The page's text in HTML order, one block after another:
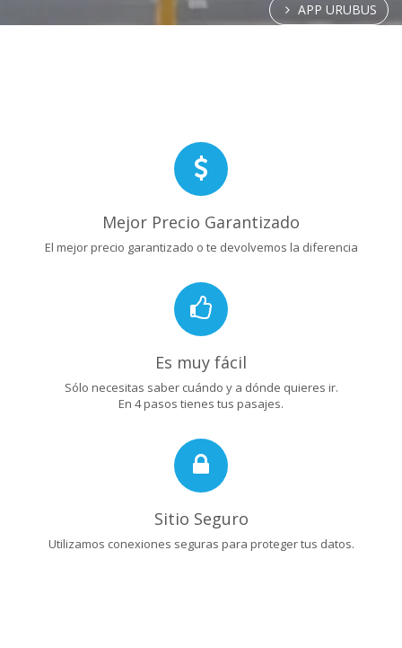
APP URUBUS
Mejor Precio Garantizado
El mejor precio garantizado o te devolvemos la diferencia
Es muy fácil
Sólo necesitas saber cuándo y a dónde quieres ir.
En 4 pasos tienes tus pasajes.
Sitio Seguro
Utilizamos conexiones seguras para proteger tus datos.